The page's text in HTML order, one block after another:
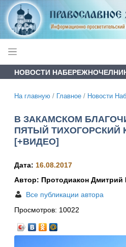
НОВОСТИ
На главную / Главное / Новости
В ЗАКАМСКОМ
ПЯТЫЙ ТИХОГОРСКИЙ
[+ВИДЕО]
Дата: 16.08.2017
Автор: Протодиакон Дмитрий
Все публикации автора
Просмотров: 10022